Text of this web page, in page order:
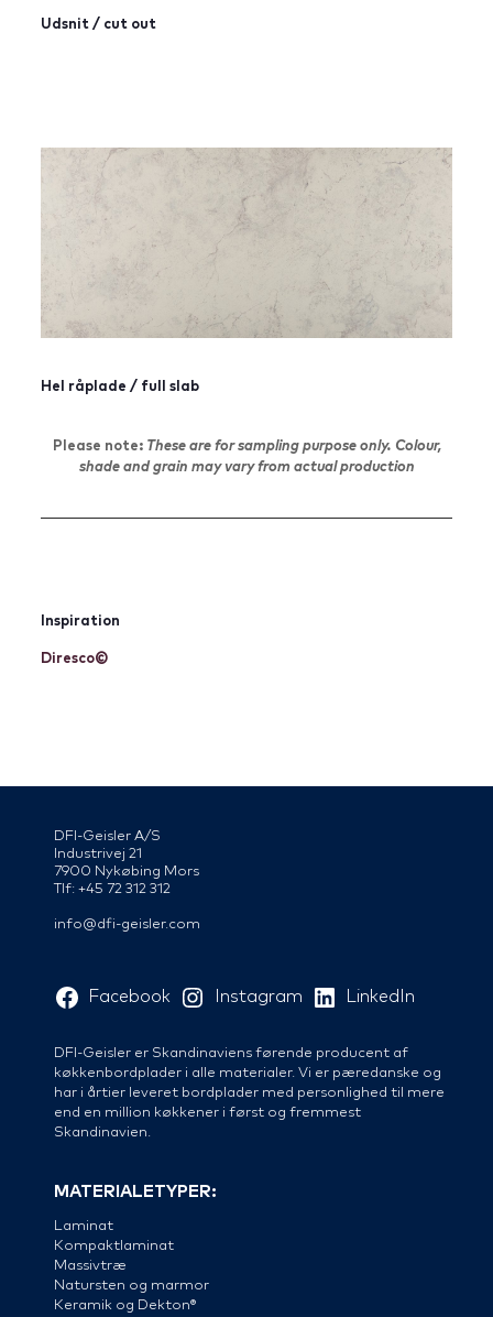
Udsnit / cut out
Hel råplade / full slab
Please note: These arefor sampling purpose only. Colour,
shade and grain may vary from actual production
Inspiration
Diresco©
DFI-Geisler A/S
Industrivej 21
7900 Nykøbing Mors
Tlf: +45 72 312 312
info@dfi-geisler.com
Facebook Instagram LinkedIn
DFI-Geisler er Skandinaviens førende producent af
køkkenbordplader i alle materialer. Vi er pæredanske og
har i årtier leveret bordplader med personlighed til mere
end en million køkkener i først og fremmest
Skandinavien.
MATERIALETYPER:
Laminat
Kompaktlaminat
Massivtræ
Natursten og marmor
Keramik og Dekton®